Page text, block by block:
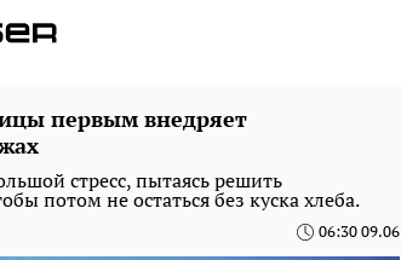
первым внедряет
стресс, пытаясь решить
потом не остаться без куска хлеба.
06:30 09.06